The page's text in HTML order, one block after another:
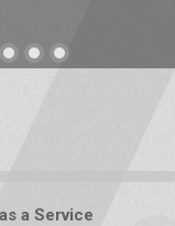
a Service